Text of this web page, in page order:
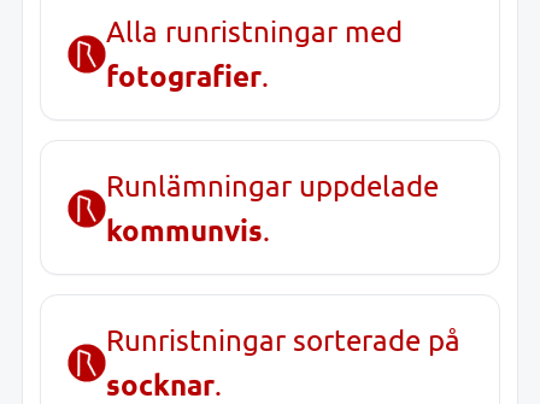
Alla runristningar med
fotografier.
Runlämningar uppdelade
kommunvis.
Runristningar sorterade på
socknar.